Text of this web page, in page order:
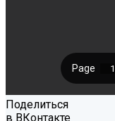
Поделиться
в ВКонтакте